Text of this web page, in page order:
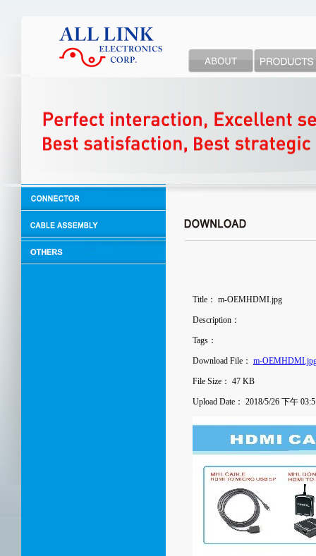
Title： m-OEMHDMI.jpg
Description：
Tags：
Download File： m-
File Size： 47 KB
Upload Date： 2018/5/26 下午